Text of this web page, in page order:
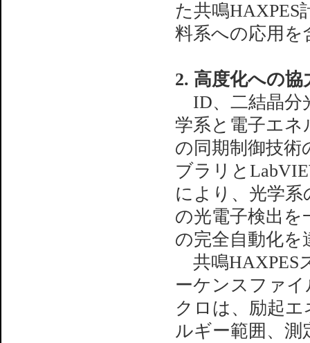
た共鳴HAXPES
料系への応用を
2. 高度化への協
ID、二結晶分
学系と電子エネ
の同期制御技術
ブラリと
により、光学
の光電子検出を
の完全自動化を
共鳴HAXPES
ーケンスファ
クロは、励起
ルギー範囲、